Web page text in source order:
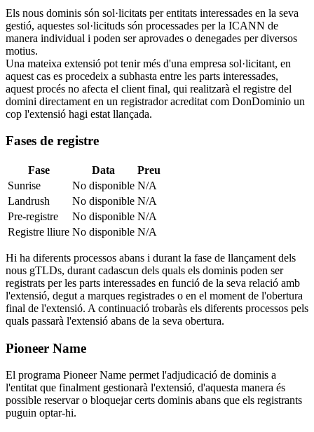
Els nous dominis són sol·licitats per entitats interessades en la seva
gestió, aquestes sol·licituds són processades per la ICANN de
manera individual i poden ser aprovades o denegades per diversos
motius.
Una mateixa extensió pot tenir més d'una empresa sol·licitant, en
aquest cas es procedeix a subhasta entre les parts interessades,
aquest procés no afecta el client final, qui realitzarà el registre del
domini directament en un registrador acreditat com DonDominio un
cop l'extensió hagi estat llançada.
Fases de registre
Fase Data
Preu
Sunrise
No disponible N/A
Landrush
No disponible N/A
Pre-registre
No disponible N/A
Registre lliure No disponible N/A
Hi ha diferents processos abans i durant la fase de llançament dels
nous gTLDs, durant cadascun dels quals els dominis poden ser
registrats per les parts interessades en funció de la seva relació amb
l'extensió, degut a marques registrades o en el moment de l'obertura
final de l'extensió. A continuació trobaràs els diferents processos pels
quals passarà l'extensió abans de la seva obertura.
Pioneer Name
El programa Pioneer Name permet l'adjudicació de dominis a
l'entitat que finalment gestionarà l'extensió, d'aquesta manera és
possible reservar o bloquejar certs dominis abans que els registrants
puguin optar-hi.